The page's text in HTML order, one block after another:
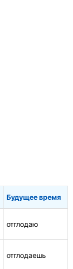
Будущее время
отглодаю
отглодаешь